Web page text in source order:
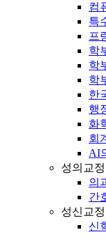
컴
특
프
학
학
학
한
행
화
회
AI
성의교정
의
간
성신교정
신